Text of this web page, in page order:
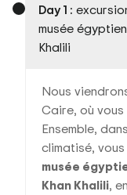
Day 1 :
musée
Khalili
Nous
Caire, où
Ensemble,
climatisé,
musée
Khan Khalili,